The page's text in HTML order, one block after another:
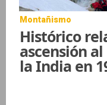
Montañismo
Histórico
ascensión
la India en